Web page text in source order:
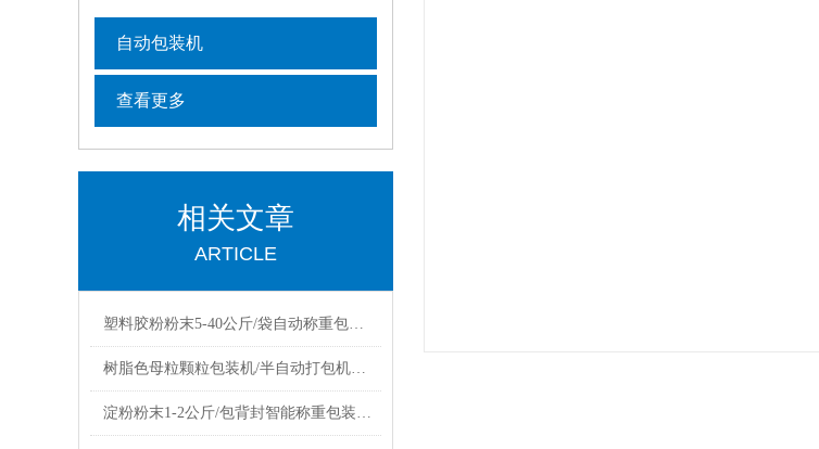
自动包装机
查看更多
相关文章
ARTICLE
塑料胶粉粉末5-40公斤/袋自动称重包装机设备
树脂色母粒颗粒包装机/半自动打包机厂家定制
淀粉粉末1-2公斤/包背封智能称重包装机报价